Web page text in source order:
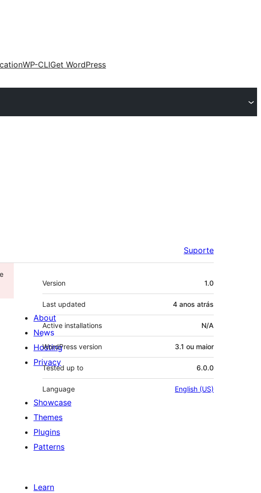
WP-CLIGet WordPress
Suporte
Meta
Version 1.0
Last updated 4 anos atrás
Active installations N/A
WordPress version 3.1 ou maior
Tested up to 6.0.0
Language English (US)
About
News
Hosting
Privacy
Showcase
Themes
Plugins
Patterns
Learn